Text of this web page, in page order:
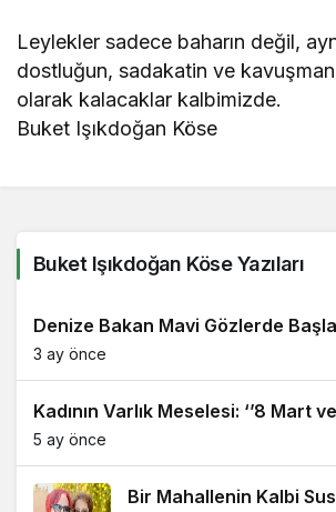
Leylekler sadece baharın değil,
dostluğun, sadakatin ve
olarak kalacaklar kalbimizde.
Buket Işıkdoğan Köse
Buket Işıkdoğan Köse Yazıları
Denize Bakan Mavi Gözlerde
3 ay önce
Kadının Varlık Meselesi: ‘’8 Mart
5 ay önce
Bir Mahallenin Kalbi